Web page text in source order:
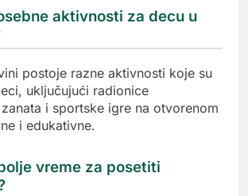
aktivnosti za decu u
postoje razne aktivnosti koje su
uključujući radionice
i sportske igre na otvorenom
i edukativne.
vreme za posetiti